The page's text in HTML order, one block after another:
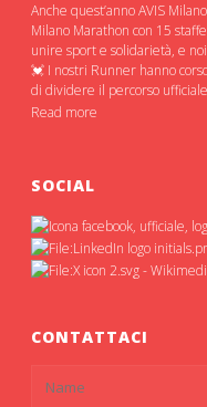
Anche quest’anno AVIS
Milano Marathon con 15
unire sport e solidarietà, e
💓 I nostri Runner hanno
di dividere il percorso
Read more
SOCIAL
CONTATTACI